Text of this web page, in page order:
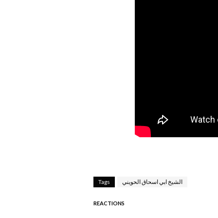
Tags الشيخ ابي اسحاق الحويني
REACTIONS